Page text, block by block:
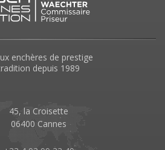
enchères de prestige
depuis 1989
45, la Croisette
06400 Cannes